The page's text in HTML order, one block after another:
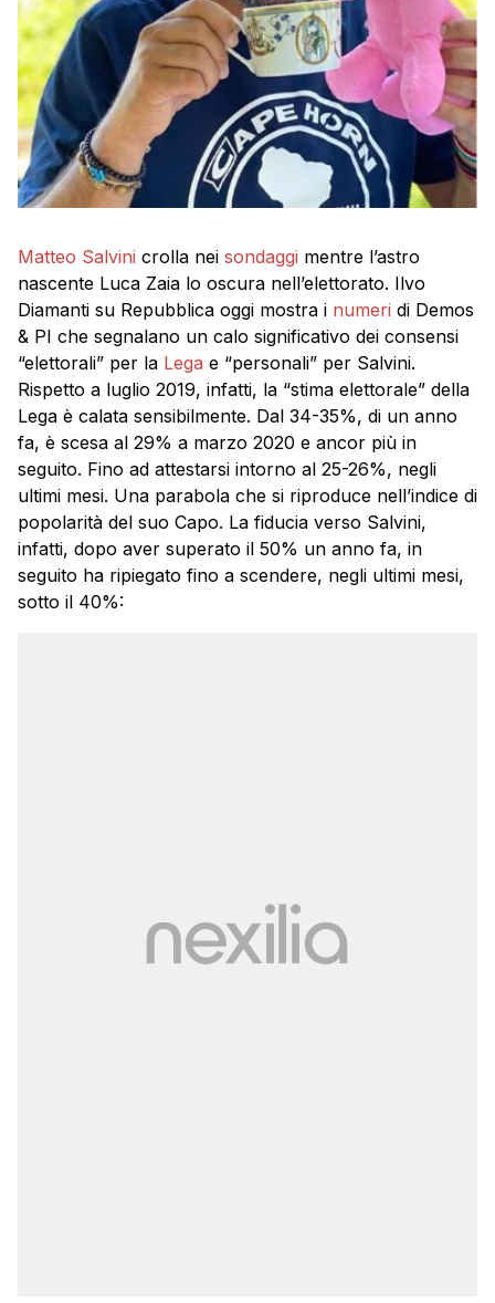
Matteo Salvini crolla nei sondaggi mentre l’astro
nascente Luca Zaia lo oscura nell’elettorato. Ilvo
Diamanti su Repubblica oggi mostra i numeri di Demos
& PI che segnalano un calo significativo dei consensi
“elettorali” per la Lega e “personali” per Salvini.
Rispetto a luglio 2019, infatti, la “stima elettorale” della
Lega è calata sensibilmente. Dal 34-35%, di un anno
fa, è scesa al 29% a marzo 2020 e ancor più in
seguito. Fino ad attestarsi intorno al 25-26%, negli
ultimi mesi. Una parabola che si riproduce nell’indice di
popolarità del suo Capo. La fiducia verso Salvini,
infatti, dopo aver superato il 50% un anno fa, in
seguito ha ripiegato fino a scendere, negli ultimi mesi,
sotto il 40%: